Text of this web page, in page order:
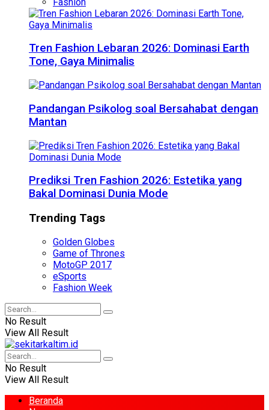
Tren Fashion Lebaran 2026: Dominasi Earth
Tone, Gaya Minimalis
Pandangan Psikolog soal Bersahabat dengan
Mantan
Prediksi Tren Fashion 2026: Estetika yang
Bakal Dominasi Dunia Mode
Trending Tags
Golden Globes
Game of Thrones
MotoGP 2017
eSports
Fashion Week
No Result
View All Result
No Result
View All Result
Beranda